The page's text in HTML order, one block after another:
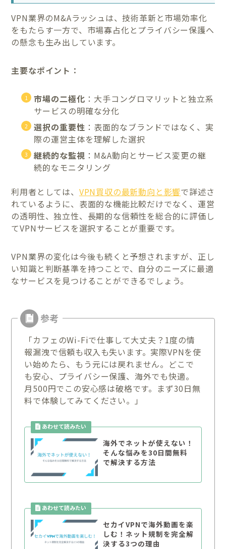
VPN業界のM&Aラッシュは、技術革新と市場効率化
をもたらす一方で、市場寡占化とプライバシー保護へ
の懸念も生み出しています。
主要なポイント：
市場の二極化 ：大手コングロマリットと独立系
サービスの明確な分化
選択の重要性 ：表面的なブランドではなく、実
際の運営主体を理解した選択
継続的な監視 ：M&A動向とサービス変更の継
続的なモニタリング
利用者としては、 VPN買収の最新動向と影響で詳述さ
れているように、表面的な機能比較だけでなく、運営
の透明性、独立性、長期的な信頼性を総合的に評価し
てVPNサービスを選択することが重要です。
VPN業界の変化は今後も続くと予想されますが、正し
い知識と判断基準を持つことで、自分のニーズに最適
なサービスを見つけることができるでしょう。
「カフェのWi-Fiで仕事して大丈夫？1度の情
報漏洩で信頼も収入も失います。実際VPNを使
い始めたら、もう元には戻れません。どこで
も安心、プライバシー保護、海外でも快適。
月500円でこの安心感は破格です。まず30日無
料で体験してみてください。」
海外でネットが使えない！
そんな悩みを30日間無料
で解決する方法
セカイVPNで海外動画を楽
しむ！ネット規制を完全解
決する3つの理由